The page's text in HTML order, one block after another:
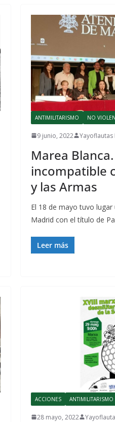
ANTIMILITARISMO NO
9 junio, 2022 Yayoflautas
Marea
incompatible
y las Armas
El 18 de mayo tuvo
Madrid con el título de
Leer más
ACCIONES ANTIMILITARISMO
28 mayo, 2022